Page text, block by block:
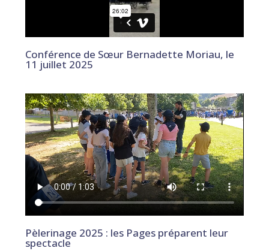
Conférence de Sœur Bernadette Moriau, le
11 juillet 2025
Pèlerinage 2025 : les Pages préparent leur
spectacle